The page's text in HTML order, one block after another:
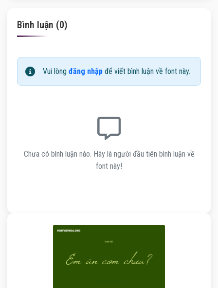
Bình luận (0)
Vui lòng đăng nhập để viết bình luận về font này.
Chưa có bình luận nào. Hãy là người đầu tiên bình luận về
font này!